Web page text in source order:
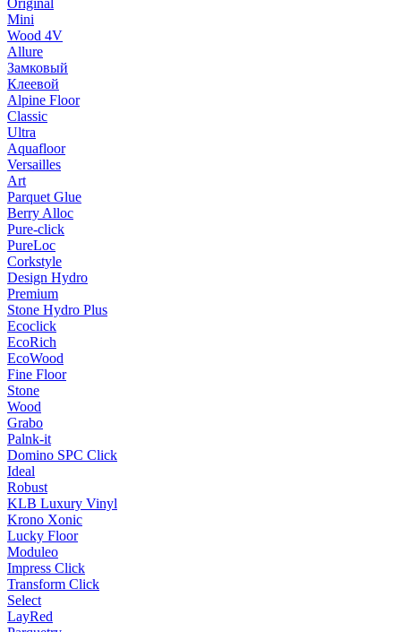
Original
Mini
Wood 4V
Allure
Замковый
Клеевой
Alpine Floor
Classic
Ultra
Aquafloor
Versailles
Art
Parquet Glue
Berry Alloc
Pure-click
PureLoc
Corkstyle
Design Hydro
Premium
Stone Hydro Plus
Ecoclick
EcoRich
EcoWood
Fine Floor
Stone
Wood
Grabo
Palnk-it
Domino SPC Click
Ideal
Robust
KLB Luxury Vinyl
Krono Xonic
Lucky Floor
Moduleo
Impress Click
Transform Click
Select
LayRed